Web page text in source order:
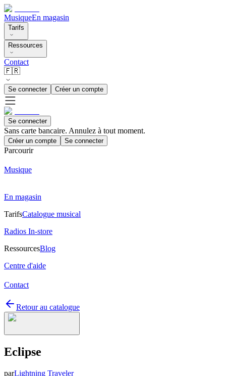
MusiqueEn magasin
Tarifs
Ressources
Contact
🇫🇷
Se connecter Créer un compte
Se connecter
Sans carte bancaire. Annulez à tout moment.
Créer un compte Se connecter
Parcourir
Musique
En magasin
TarifsCatalogue musical
Radios In-store
RessourcesBlog
Centre d'aide
Contact
Retour au catalogue
Eclipse
parLightning Traveler